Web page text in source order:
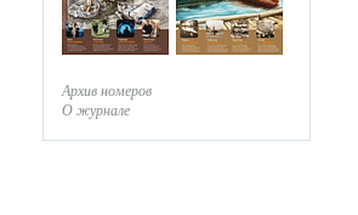
Архив номеров
О журнале